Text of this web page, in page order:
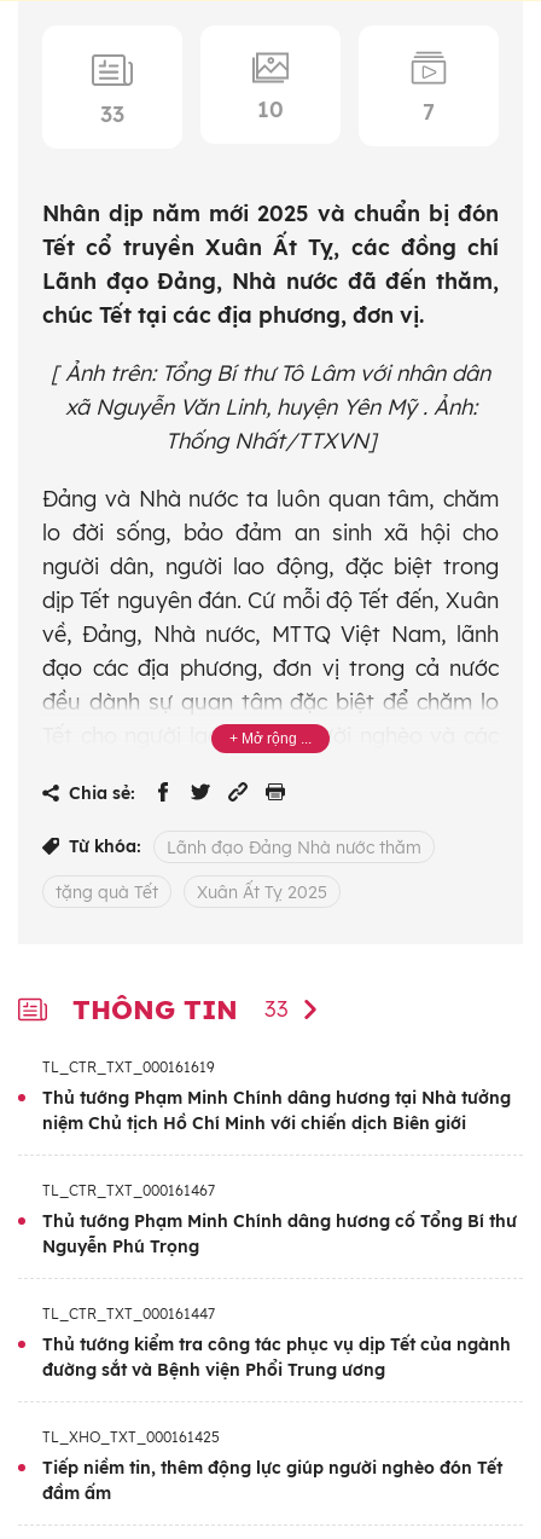
33 10 7
Nhân dịp năm mới 2025 và chuẩn bị đón
Tết cổ truyền Xuân Ất Tỵ, các đồng chí
Lãnh đạo Đảng, Nhà nước đã đến thăm,
chúc Tết tại các địa phương, đơn vị.
[ Ảnh trên: Tổng Bí thư Tô Lâm với nhân dân
xã Nguyễn Văn Linh, huyện Yên Mỹ . Ảnh:
Thống Nhất/TTXVN]
Đảng và Nhà nước ta luôn quan tâm, chăm
lo đời sống, bảo đảm an sinh xã hội cho
người dân, người lao động, đặc biệt trong
dịp Tết nguyên đán. Cứ mỗi độ Tết đến, Xuân
về, Đảng, Nhà nước, MTTQ Việt Nam, lãnh
đạo các địa phương, đơn vị trong cả nước
đều dành sự quan tâm đặc biệt để chăm lo
Tết cho người lao động, người nghèo và các
khó khăn với mục tiêu mọi người, mọi nhà
đều có Tết, không để ai bị bỏ lại phía sau.
Chia sẻ:
Từ khóa: Lãnh đạo Đảng Nhà nước thăm
tặng quà Tết Xuân Ất Tỵ 2025
THÔNG TIN 33
TL_CTR_TXT_000161619
Thủ tướng Phạm Minh Chính dâng hương tại Nhà tưởng
niệm Chủ tịch Hồ Chí Minh với chiến dịch Biên giới
TL_CTR_TXT_000161467
Thủ tướng Phạm Minh Chính dâng hương cố Tổng Bí thư
Nguyễn Phú Trọng
TL_CTR_TXT_000161447
Thủ tướng kiểm tra công tác phục vụ dịp Tết của ngành
đường sắt và Bệnh viện Phổi Trung ương
TL_XHO_TXT_000161425
Tiếp niềm tin, thêm động lực giúp người nghèo đón Tết
đầm ấm